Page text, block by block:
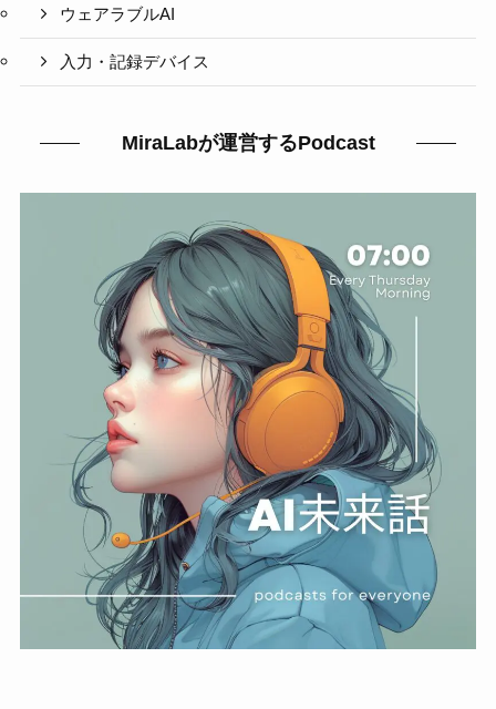
ウェアラブルAI
入力・記録デバイス
MiraLabが運営するPodcast